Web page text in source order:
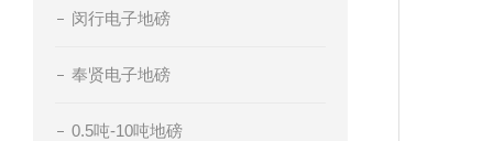
闵行电子地磅
奉贤电子地磅
0.5吨-10吨地磅